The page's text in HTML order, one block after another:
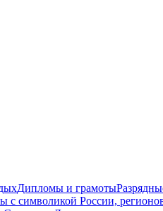
Дипломы и грамоты
с символикой России,